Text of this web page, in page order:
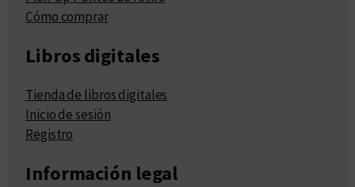
Cómo comprar
Libros digitales
Tienda de libros digitales
Inicio de sesión
Registro
Información legal